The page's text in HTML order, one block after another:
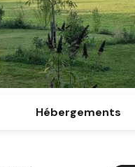
Hébergements